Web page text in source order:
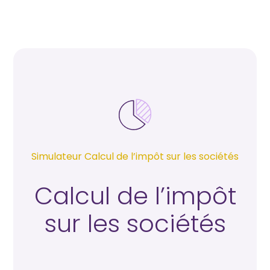
Piloter votre entreprise
Développer votre entreprise
Simulateur Calcul de l’impôt sur les sociétés
Calcul de l’impôt
sur les sociétés